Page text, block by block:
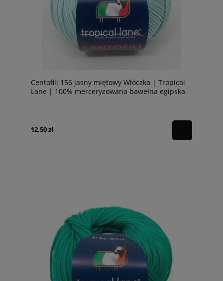
Centofili 156 jasny miętowy Włóczka | Tropical
Lane | 100% merceryzowana bawełna egipska
12,50 zł